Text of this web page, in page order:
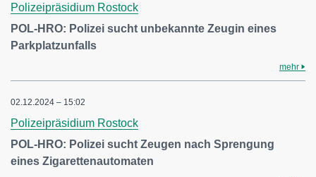
Polizeipräsidium Rostock
POL-HRO: Polizei sucht unbekannte Zeugin eines
Parkplatzunfalls
mehr
02.12.2024 – 15:02
Polizeipräsidium Rostock
POL-HRO: Polizei sucht Zeugen nach Sprengung
eines Zigarettenautomaten